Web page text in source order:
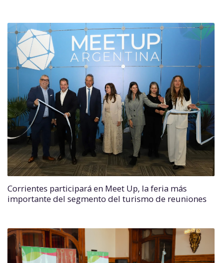
Corrientes participará en Meet Up, la feria más
importante del segmento del turismo de reuniones